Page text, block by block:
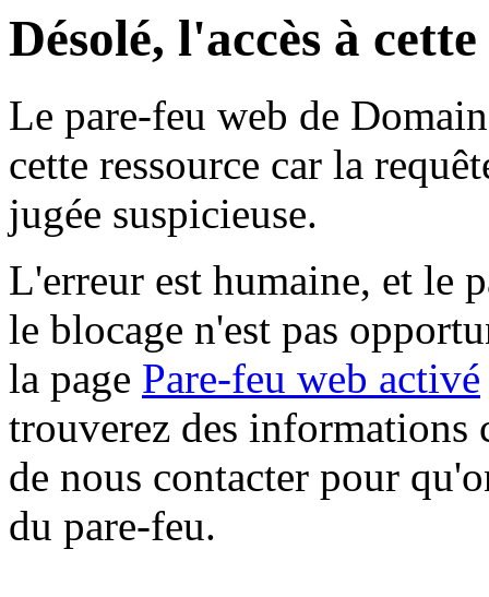
Désolé, l'accès à
Le pare-feu web de
cette ressource car la
jugée suspicieuse.
L'erreur est humaine, et le
le blocage n'est pas
la page Pare-feu web activé
trouverez des informations
de nous contacter pour
du pare-feu.